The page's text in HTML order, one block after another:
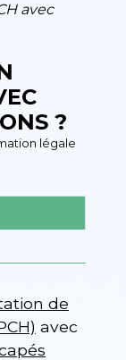
avec
?
légale
de
avec